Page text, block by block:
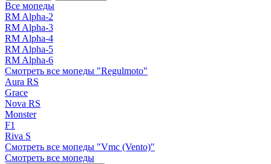
Все мопеды
RM Alpha-2
RM Alpha-3
RM Alpha-4
RM Alpha-5
RM Alpha-6
Смотреть все мопеды "Regulmoto"
Aura RS
Grace
Nova RS
Monster
F1
Riva S
Смотреть все мопеды "Vmc (Vento)"
Смотреть все мопеды